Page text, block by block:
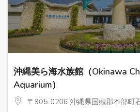
沖縄美ら海水族館（Okinawa
Aquarium）
〒905-0206 沖縄県国頭郡本部町